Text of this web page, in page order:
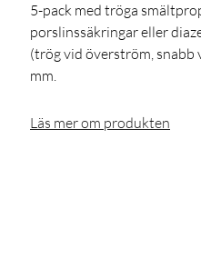
5-pack med tröga
porslinssäkringar eller
(trög vid överström,
mm.
Läs mer om produkten